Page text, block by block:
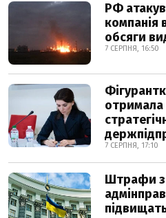
РФ
компанія
обсяги
7 СЕРПНЯ, 16:50
отримала
7 СЕРПНЯ, 17:10
Штрафи